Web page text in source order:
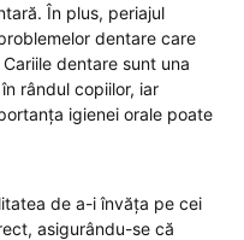
În plus, periajul
dentare care
dentare sunt una
rândul copiilor, iar
igienei orale poate
de a-i învăța pe cei
asigurându-se că